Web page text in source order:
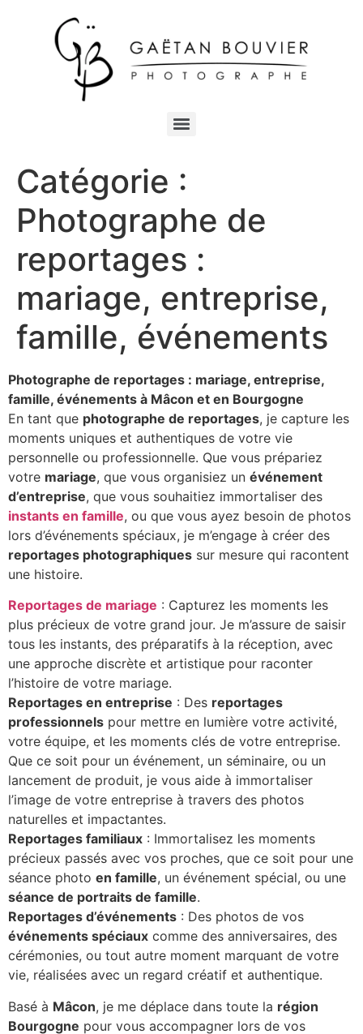
Catégorie :
Photographe de
reportages :
mariage, entreprise,
famille, événements
Photographe de reportages : mariage, entreprise,
famille, événements à Mâcon et en Bourgogne
En tant que photographe de reportages, je capture les
moments uniques et authentiques de votre vie
personnelle ou professionnelle. Que vous prépariez
votre mariage, que vous organisiez un événement
d’entreprise, que vous souhaitiez immortaliser des
instants en famille, ou que vous ayez besoin de photos
lors d’événements spéciaux, je m’engage à créer des
reportages photographiques sur mesure qui racontent
une histoire.
Reportages de mariage : Capturez les moments les
plus précieux de votre grand jour. Je m’assure de saisir
tous les instants, des préparatifs à la réception, avec
une approche discrète et artistique pour raconter
l’histoire de votre mariage.
Reportages en entreprise : Des reportages
professionnels pour mettre en lumière votre activité,
votre équipe, et les moments clés de votre entreprise.
Que ce soit pour un événement, un séminaire, ou un
lancement de produit, je vous aide à immortaliser
l’image de votre entreprise à travers des photos
naturelles et impactantes.
Reportages familiaux : Immortalisez les moments
précieux passés avec vos proches, que ce soit pour une
séance photo en famille, un événement spécial, ou une
séance de portraits de famille.
Reportages d’événements : Des photos de vos
événements spéciaux comme des anniversaires, des
cérémonies, ou tout autre moment marquant de votre
vie, réalisées avec un regard créatif et authentique.
Basé à Mâcon, je me déplace dans toute la région
Bourgogne pour vous accompagner lors de vos